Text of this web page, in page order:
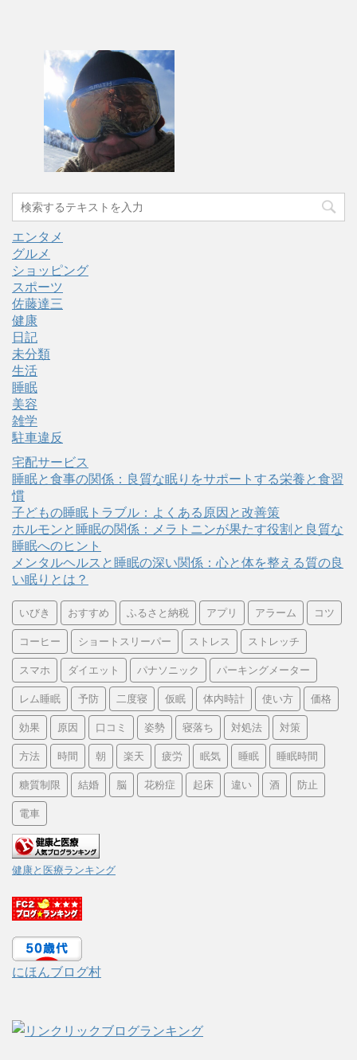
エンタメ
グルメ
ショッピング
スポーツ
佐藤達三
健康
日記
未分類
生活
睡眠
美容
雑学
駐車違反
宅配サービス
睡眠と食事の関係：良質な眠りをサポートする栄養と食習
慣
子どもの睡眠トラブル：よくある原因と改善策
ホルモンと睡眠の関係：メラトニンが果たす役割と良質な
睡眠へのヒント
メンタルヘルスと睡眠の深い関係：心と体を整える質の良
い眠りとは？
いびき おすすめ ふるさと納税 アプリ アラーム コツ
コーヒー ショートスリーパー ストレス ストレッチ
スマホ ダイエット パナソニック パーキングメーター
レム睡眠 予防 二度寝 仮眠 体内時計 使い方 価格
効果 原因 口コミ 姿勢 寝落ち 対処法 対策
方法 時間 朝 楽天 疲労 眠気 睡眠 睡眠時間
糖質制限 結婚 脳 花粉症 起床 違い 酒 防止
電車
健康と医療ランキング
にほんブログ村